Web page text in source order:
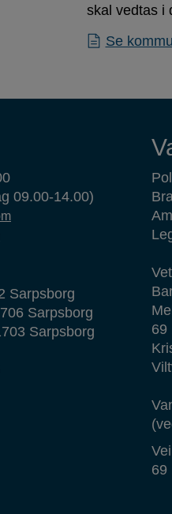
skal vedtas i
Se
09.00-14.00)
Sarpsborg
Sarpsborg
Sarpsborg
69
69